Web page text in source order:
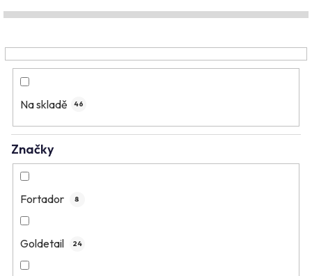
í
p
r
u
k
Na skladě 46
Značky
Fortador 8
Goldetail 24